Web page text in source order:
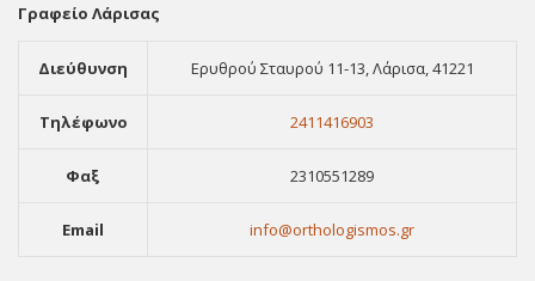
Γραφείο Λάρισας
Διεύθυνση Ερυθρού Σταυρού 11-13, Λάρισα, 41221
Τηλέφωνο 2411416903
Φαξ 2310551289
Email info@orthologismos.gr